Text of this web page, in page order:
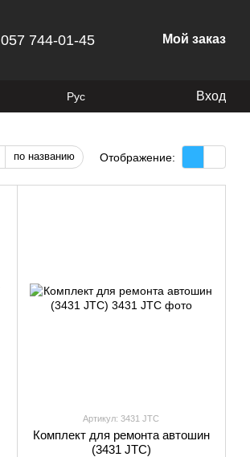
057 744-01-45 Мой заказ
Рус Вход
по названию Отображение:
Артикул: 3431 JTC
Комплект для ремонта автошин
(3431 JTC)